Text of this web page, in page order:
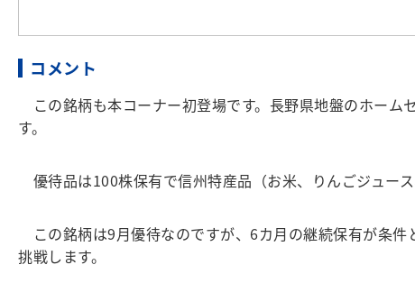
コメント
この銘柄も本コーナー初登場です。長野県地盤のホーム
す。
優待品は100株保有で信州特産品（お米、りんごジュー
この銘柄は9月優待なのですが、6カ月の継続保有が条件
挑戦します。